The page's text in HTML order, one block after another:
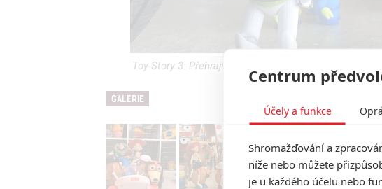
Toy Story 3: Přehrajte si celý film ručně animovaný
GALERIE
Centrum
Účely a funkce
Shromažďování a
níže nebo můžete
je u každého účelu nebo